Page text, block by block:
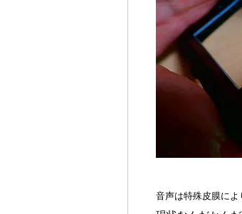
音声は特殊皮膜によ